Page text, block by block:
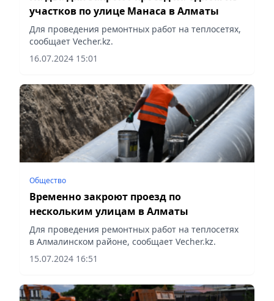
участков по улице Манаса в Алматы
Для проведения ремонтных работ на теплосетях,
сообщает Vecher.kz.
16.07.2024 15:01
Общество
Временно закроют проезд по
нескольким улицам в Алматы
Для проведения ремонтных работ на теплосетях
в Алмалинском районе, сообщает Vecher.kz.
15.07.2024 16:51